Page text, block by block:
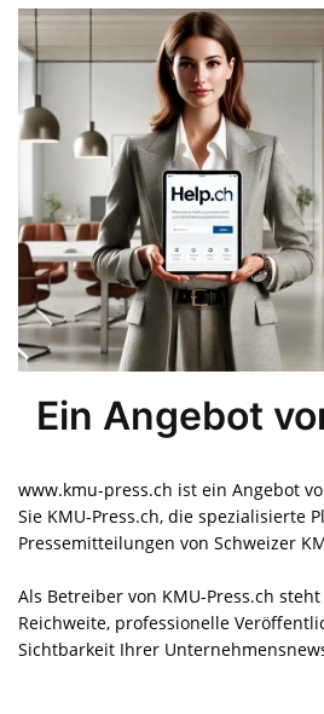
Ein Angebot
www.kmu-press.ch ist ein Angebot
Sie KMU-Press.ch, die spezialisierte
Pressemitteilungen von Schweizer
Als Betreiber von KMU-Press.ch
Reichweite, professionelle
Sichtbarkeit Ihrer